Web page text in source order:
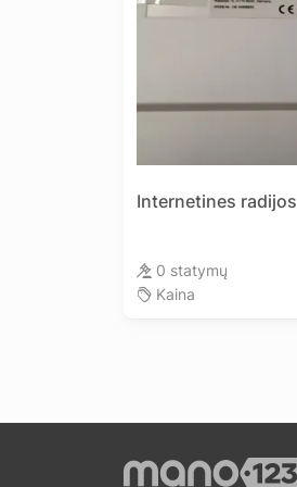
Internetines radijos
0 statymų
Kaina